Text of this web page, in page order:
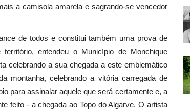
a camisola amarela e sagrando-se vencedor
de todos e constitui também uma prova de
entendeu o Município de Monchique
celebrando a sua chegada a este emblemático
montanha, celebrando a vitória carregada de
para assinalar aquele que será certamente e, a
feito - a chegada ao Topo do Algarve. O artista